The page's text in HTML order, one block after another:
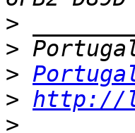
>
>
>
> http://
>